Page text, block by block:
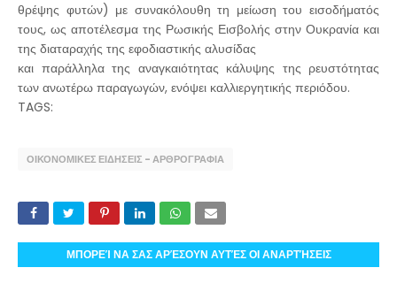
θρέψης φυτών) με συνακόλουθη τη μείωση του εισοδήματός
τους, ως αποτέλεσμα της Ρωσικής Εισβολής στην Ουκρανία και
της διαταραχής της εφοδιαστικής αλυσίδας
και παράλληλα της αναγκαιότητας κάλυψης της ρευστότητας
των ανωτέρω παραγωγών, ενόψει καλλιεργητικής περιόδου.
TAGS:
ΟΙΚΟΝΟΜΙΚΕΣ ΕΙΔΗΣΕΙΣ - ΑΡΘΡΟΓΡΑΦΙΑ
ΜΠΟΡΕΊ ΝΑ ΣΑΣ ΑΡΈΣΟΥΝ ΑΥΤΈΣ ΟΙ ΑΝΑΡΤΉΣΕΙΣ